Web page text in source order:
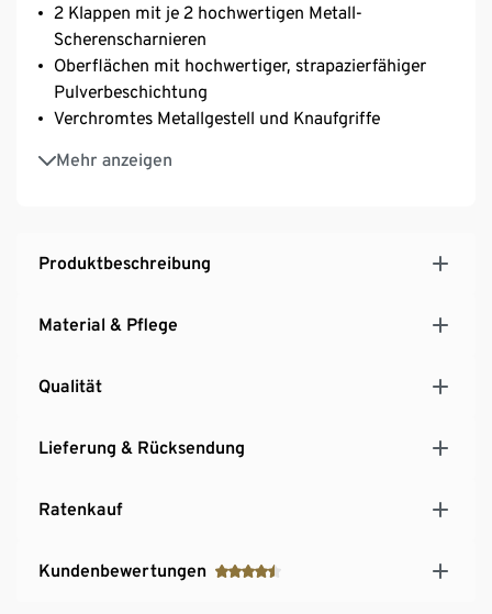
2 Klappen mit je 2 hochwertigen Metall-
Scherenscharnieren
Oberflächen mit hochwertiger, strapazierfähiger
Pulverbeschichtung
Verchromtes Metallgestell und Knaufgriffe
Mehr anzeigen
Sideboard mit Beinen für mehr Bodenfreiheit
Inkl. höhenverstellbarer Kunststofffüße – fester
Produktbeschreibung
Material & Pflege
Qualität
Lieferung & Rücksendung
Ratenkauf
Kundenbewertungen